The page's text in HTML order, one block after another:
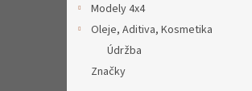
Modely 4x4
Oleje, Aditiva, Kosmetika
Údržba
Značky